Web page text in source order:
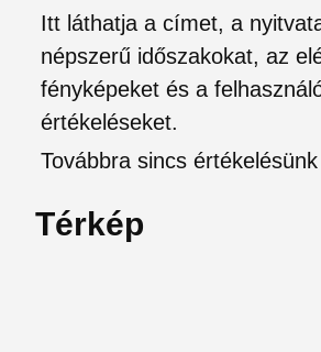
Itt láthatja a címet, a
népszerű időszakokat, az
fényképeket és a
értékeléseket.
Továbbra sincs
Térkép